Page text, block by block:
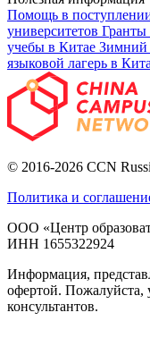
Помощь в
университетов Гранты
учебы в Китае Зимний
языковой лагерь в
© 2016-2026 CCN
Политика и
ООО «Центр
ИНН 1655322924
Информация,
офертой. Пожалуйста,
консультантов.